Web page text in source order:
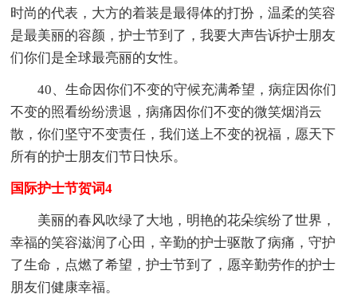
时尚的代表，大方的着装是最得体的打扮，温柔的笑容
是最美丽的容颜，护士节到了，我要大声告诉护士朋友
们你们是全球最亮丽的女性。
40、生命因你们不变的守候充满希望，病症因你们
不变的照看纷纷溃退，病痛因你们不变的微笑烟消云
散，你们坚守不变责任，我们送上不变的祝福，愿天下
所有的护士朋友们节日快乐。
国际护士节贺词4
美丽的春风吹绿了大地，明艳的花朵缤纷了世界，
幸福的笑容滋润了心田，辛勤的护士驱散了病痛，守护
了生命，点燃了希望，护士节到了，愿辛勤劳作的护士
朋友们健康幸福。